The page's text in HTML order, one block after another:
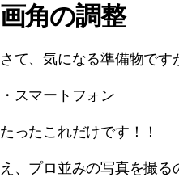
画角の調整
さて、気になる準備物です
・スマートフォン
たったこれだけです！！
え、プロ並みの写真を撮